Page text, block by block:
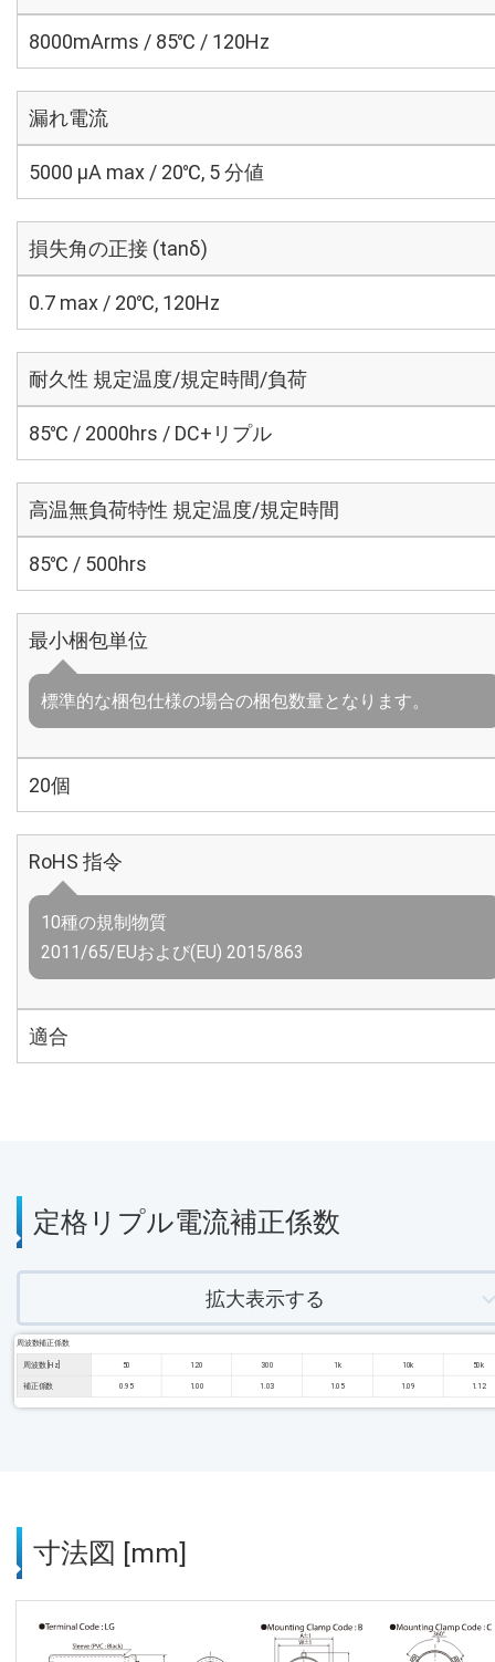
8000mArms / 85℃ / 120Hz
漏れ電流
5000 μA max / 20℃, 5 分値
損失角の正接 (tanδ)
0.7 max / 20℃, 120Hz
耐久性 規定温度/規定時間/負荷
85℃ / 2000hrs / DC+リプル
高温無負荷特性 規定温度/規定時間
85℃ / 500hrs
最小梱包単位
標準的な梱包仕様の場合の梱包数量となります。
20個
RoHS 指令
10種の規制物質
2011/65/EUおよび(EU) 2015/863
適合
定格リプル電流補正係数
拡大表示する
周波数補正係数
周波数 [Hz] 50 120 300 1k 10k 50k
補正係数 0.95 1.00 1.03 1.05 1.09 1.12
寸法図 [mm]